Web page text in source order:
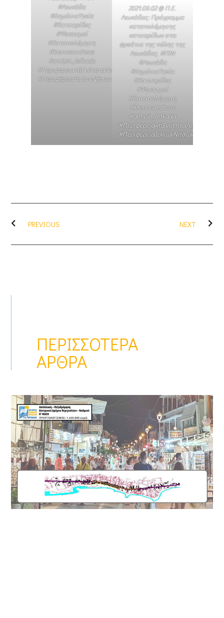
#Λευκάδα
#ΔημόσιαΥγεία
#Κατσαρίδες
#Ψεκασμοί
#Καταπολέμηση
#ktenasandreas
#antipin_lefkada
#ΠεριφερειακήΕνότηταΛευκάδας
#ΠεριφέρειαΙονίωνΝήσων
2021.09.02 @ Π.Ε.
Λευκάδας: Πρόγραμμα
καταπολέμησης
κατσαρίδων στα
φρεάτια της πόλης της
Λευκάδας. #ΠΙΝ
#Λευκάδα
#ΔημόσιαΥγεία
#Κατσαρίδες
#Ψεκασμοί
#Καταπολέμηση
#ktenasandreas
#antipin_lefkada
#ΠεριφερειακήΕνότηταΛευκάδας
#ΠεριφέρειαΙονίωνΝήσων
PREVIOUS NEXT
ΠΕΡΙΣΣΌΤΕΡΑ
ΆΡΘΡΑ